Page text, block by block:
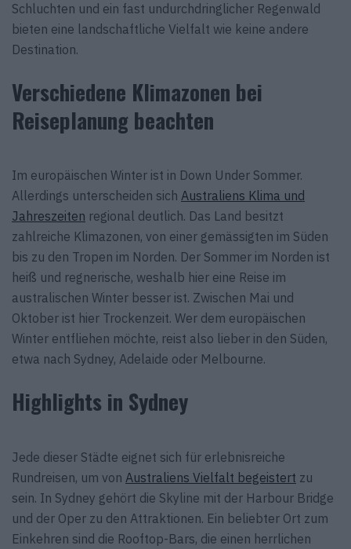
Schluchten und ein fast undurchdringlicher Regenwald
bieten eine landschaftliche Vielfalt wie keine andere
Destination.
Verschiedene Klimazonen bei
Reiseplanung beachten
Im europäischen Winter ist in Down Under Sommer.
Allerdings unterscheiden sich Australiens Klima und
Jahreszeiten regional deutlich. Das Land besitzt
zahlreiche Klimazonen, von einer gemässigten im Süden
bis zu den Tropen im Norden. Der Sommer im Norden ist
heiß und regnerische, weshalb hier eine Reise im
australischen Winter besser ist. Zwischen Mai und
Oktober ist hier Trockenzeit. Wer dem europäischen
Winter entfliehen möchte, reist also lieber in den Süden,
etwa nach Sydney, Adelaide oder Melbourne.
Highlights in Sydney
Jede dieser Städte eignet sich für erlebnisreiche
Rundreisen, um von Australiens Vielfalt begeistert zu
sein. In Sydney gehört die Skyline mit der Harbour Bridge
und der Oper zu den Attraktionen. Ein beliebter Ort zum
Einkehren sind die Rooftop-Bars, die einen herrlichen